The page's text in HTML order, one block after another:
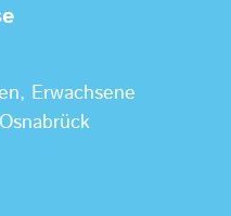
Erwachsene